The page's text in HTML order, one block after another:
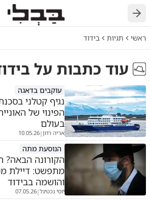
חזרה
ראשי תגיות בידוד
עוד כתבות על
עוקבים בדאגה
נגיף קטלני
הפינוי של
בעולם
אריה רוזן|
10.05.26
הנוסעת מתה
הקורונה הבאה?
מתפשט: דיילת
והושמה בבידוד
יוסי נכטיגל|
07.05.26